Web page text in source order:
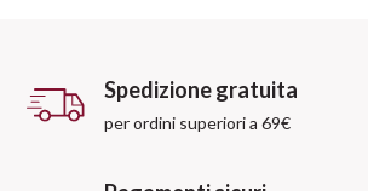
Spedizione gratuita
per ordini superiori a 69€